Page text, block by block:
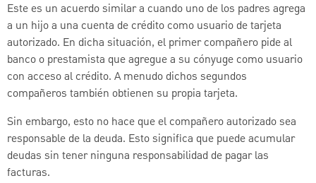
Este es un acuerdo similar a cuando uno de los padres agrega
a un hijo a una cuenta de crédito como usuario de tarjeta
autorizado. En dicha situación, el primer compañero pide al
banco o prestamista que agregue a su cónyuge como usuario
con acceso al crédito. A menudo dichos segundos
compañeros también obtienen su propia tarjeta.
Sin embargo, esto no hace que el compañero autorizado sea
responsable de la deuda. Esto significa que puede acumular
deudas sin tener ninguna responsabilidad de pagar las
facturas.